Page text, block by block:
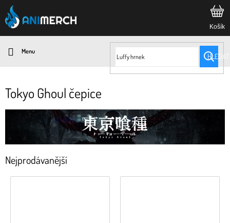
Přejít
na
obsah
HLEDAT
Tokyo Ghoul čepice
Nejprodávanější